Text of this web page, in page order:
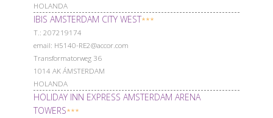
HOLANDA
IBIS AMSTERDAM CITY WEST***
Т.: 207219174
email: H5140-RE2@accor.com
Transformatorweg 36
1014 AK ÁMSTERDAM
HOLANDA
HOLIDAY INN EXPRESS AMSTERDAM ARENA
TOWERS***